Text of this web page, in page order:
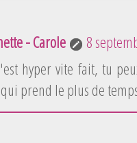
- Carole
8
hyper vite fait, tu
prend le plus de